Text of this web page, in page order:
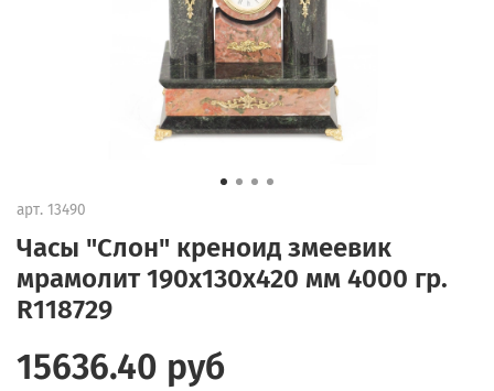
арт. 13490
Часы "Слон" креноид змеевик
мрамолит 190х130х420 мм 4000 гр.
R118729
15636.40 руб